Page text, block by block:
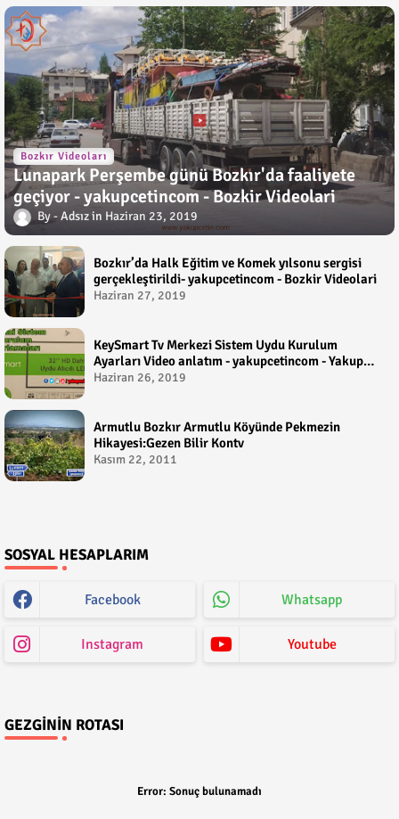
Bozkır Videoları
Lunapark Perşembe günü Bozkır'da faaliyete
geçiyor - yakupcetincom - Bozkir Videolari
Adsız Haziran 23, 2019
Bozkır’da Halk Eğitim ve Komek yılsonu sergisi
gerçekleştirildi- yakupcetincom - Bozkir Videolari
Haziran 27, 2019
KeySmart Tv Merkezi Sistem Uydu Kurulum
Ayarları Video anlatım - yakupcetincom - Yakup
Çetin
Haziran 26, 2019
Armutlu Bozkır Armutlu Köyünde Pekmezin
Hikayesi:Gezen Bilir Kontv
Kasım 22, 2011
SOSYAL HESAPLARIM
Facebook Whatsapp
Instagram Youtube
GEZGININ ROTASI
Error: Sonuç bulunamadı